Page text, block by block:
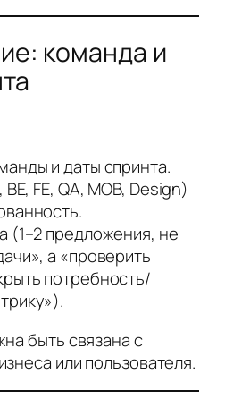
команда и
и даты спринта.
FE, QA, MOB, Design)
(1–2 предложения, не
а «проверить
потребность/
быть связана с
или пользователя.